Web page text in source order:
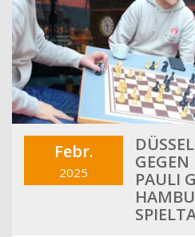
Febr.
2025
GEGEN
PAULI